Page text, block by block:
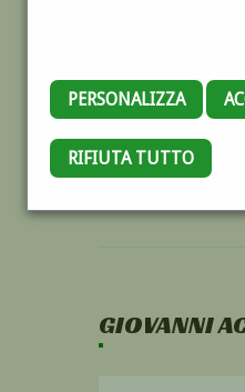
PERSONALIZZA
RIFIUTA TUTTO
GIOVANNI